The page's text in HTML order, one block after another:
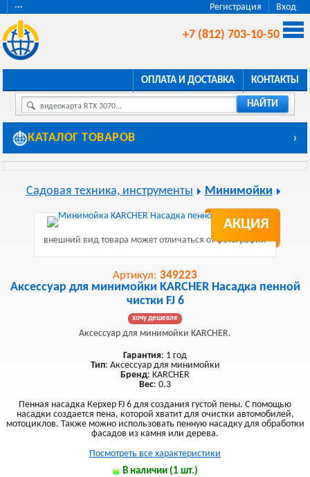
Регистрация Вход
···
+7 (812) 703-10-50
ОПЛАТА И ДОСТАВКА КОНТАКТЫ
видеокарта RTX 3070... НАЙТИ
КАТАЛОГ ТОВАРОВ ›
Садовая техника, инструменты Минимойки
АКЦИЯ
внешний вид товара может отличаться от фотографии
Артикул: 349223
Аксессуар для минимойки KARCHER Насадка пенной
чистки FJ 6
хочу дешевле
Аксессуар для минимойки KARCHER.
Гарантия: 1 год
Тип: Аксессуар для минимойки
Бренд: KARCHER
Вес: 0.3
Пенная насадка Керхер FJ 6 для создания густой пены. С помощью
насадки создается пена, которой хватит для очистки автомобилей,
мотоциклов. Также можно использовать пенную насадку для обработки
фасадов из камня или дерева.
Посмотреть все характеристики
В наличии (1 шт.)